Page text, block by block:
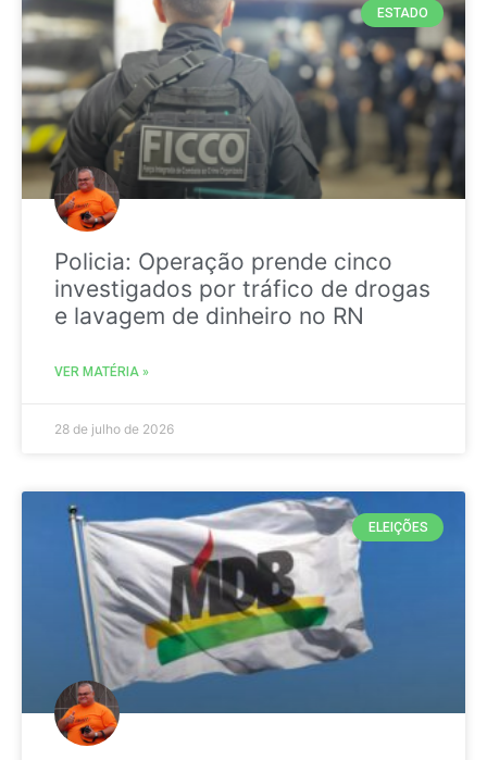
ESTADO
Policia: Operação prende cinco
investigados por tráfico de drogas
e lavagem de dinheiro no RN
VER MATÉRIA »
28 de julho de 2026
ELEIÇÕES